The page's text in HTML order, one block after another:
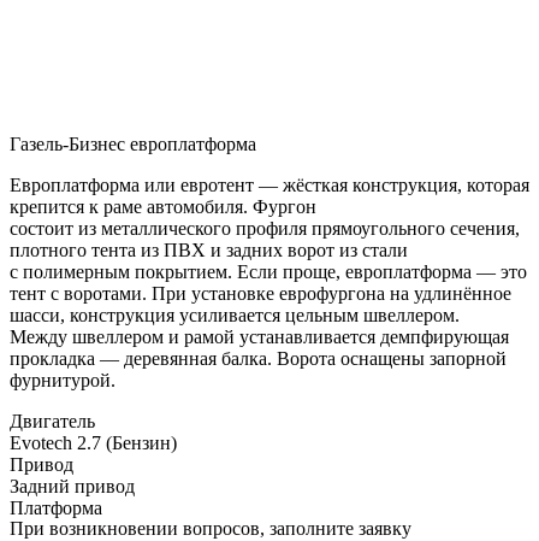
Газель-Бизнес европлатформа
Европлатформа или евротент — жёсткая конструкция, которая
крепится к раме автомобиля. Фургон
состоит из металлического профиля прямоугольного сечения,
плотного тента из ПВХ и задних ворот из стали
с полимерным покрытием. Если проще, европлатформа — это
тент с воротами. При установке еврофургона на удлинённое
шасси, конструкция усиливается цельным швеллером.
Между швеллером и рамой устанавливается демпфирующая
прокладка — деревянная балка. Ворота оснащены запорной
фурнитурой.
Двигатель
Evotech 2.7 (Бензин)
Привод
Задний привод
Платформа
При возникновении вопросов, заполните заявку